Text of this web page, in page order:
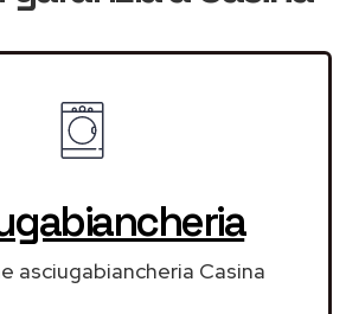
asciugabiancheria Casina